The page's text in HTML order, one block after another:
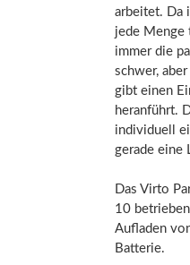
arbeitet. Da
jede Menge
immer die
schwer,
gibt einen
heranführt.
individuell
gerade eine
Das Virto
10
Aufladen
Batterie.